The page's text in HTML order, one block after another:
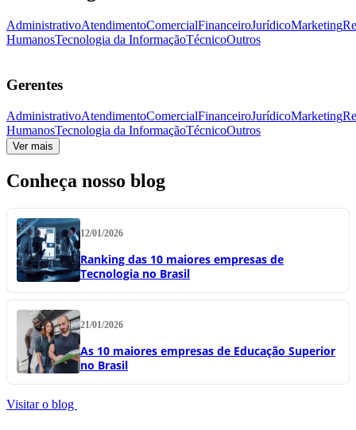
AdministrativoAtendimentoComercialFinanceiroJurídicoMarketing
HumanosTecnologia da InformaçãoTécnicoOutros
Gerentes
AdministrativoAtendimentoComercialFinanceiroJurídicoMarketing
HumanosTecnologia da InformaçãoTécnicoOutros
Ver mais
Conheça nosso blog
12/01/2026
Ranking das 10 maiores empresas de
Tecnologia no Brasil
21/01/2026
As 10 maiores empresas de Educação Superior
no Brasil
Visitar o blog